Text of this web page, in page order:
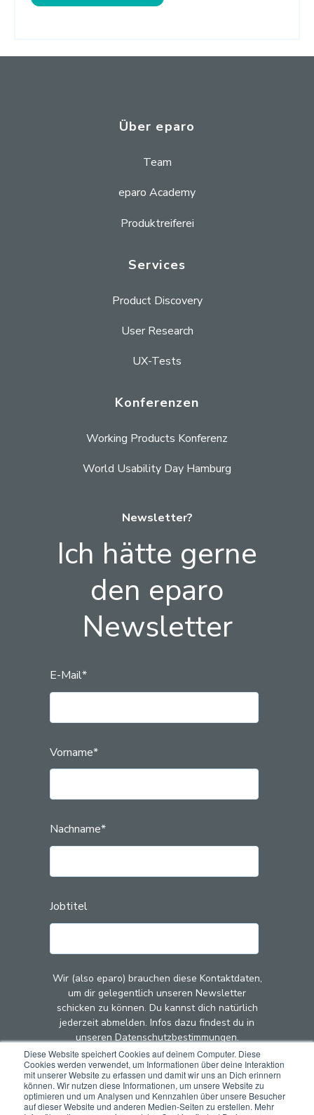
Diese Website speichert Cookies auf deinem Computer. Diese
Cookies werden verwendet, um Informationen über deine Interaktion
mit unserer Website zu erfassen und damit wir uns an Dich erinnern
können. Wir nutzen diese Informationen, um unsere Website zu
optimieren und um Analysen und Kennzahlen über unsere Besucher
auf dieser Website und anderen Medien-Seiten zu erstellen. Mehr
Über eparo
Team
eparo Academy
Produktreiferei
Services
Product Discovery
User Research
UX-Tests
Konferenzen
Working Products Konferenz
World Usability Day Hamburg
Newsletter?
Ich hätte gerne
den eparo
Newsletter
E-Mail*
Vorname*
Nachname*
Jobtitel
Wir (also eparo) brauchen diese Kontaktdaten,
um dir gelegentlich unseren Newsletter
schicken zu können. Du kannst dich natürlich
jederzeit abmelden. Infos dazu findest du in
unseren Datenschutzbestimmungen.
Mit dem Klick auf "Abschicken" stimmst du zu,
dass wir (also eparo) deine Kontaktdaten zu
diesem Zweck speichern und verarbeiten.